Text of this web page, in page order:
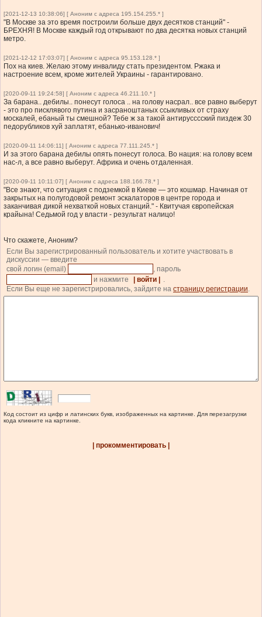
[2021-12-13 10:38:06] [ Аноним с адреса 195.154.255.* ]
"В Москве за это время построили больше двух десятков станций" -
БРЕХНЯ! В Москве каждый год открывают по два десятка новых станций
метро.
[2021-12-12 17:03:07] [ Аноним с адреса 95.153.128.* ]
Пох на киев. Желаю этому инвалиду стать президентом. Ржака и
настроение всем, кроме жителей Украины - гарантировано.
[2020-09-11 19:24:58] [ Аноним с адреса 46.211.10.* ]
За барана.. дебилы.. понесут голоса .. на голову насрал.. все равно выберут
- это про писклявого путина и засраноштаных ссыкливых от страху
москалей, ебаный ты смешной? Тебе ж за такой антирусссский пиздеж 30
педорубликов хуй заплатят, ебанько-иванович!
[2020-09-11 14:06:11] [ Аноним с адреса 77.111.245.* ]
И за этого барана дебилы опять понесут голоса. Во нация: на голову всем
нас-л, а все равно выберут. Африка и очень отдаленная.
[2020-09-11 10:11:07] [ Аноним с адреса 188.166.78.* ]
"Все знают, что ситуация с подземкой в Киеве — это кошмар. Начиная от
закрытых на полугодовой ремонт эскалаторов в центре города и
заканчивая дикой нехваткой новых станций." - Квитучая європейская
крайына! Седьмой год у власти - результат налицо!
Что скажете, Аноним?
Если Вы зарегистрированный пользователь и хотите участвовать в
дискуссии — введите
свой логин (email)
, пароль
и нажмите
| войти |
.
Если Вы еще не зарегистрировались, зайдите на страницу регистрации.
Код состоит из цифр и латинских букв, изображенных на картинке. Для перезагрузки
кода кликните на картинке.
| прокомментировать |